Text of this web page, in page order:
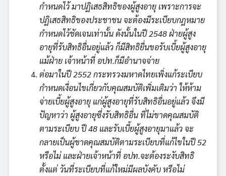
กำหนดไว้ มาปฏิเสธสิทธิของผู้สูงอายุ เพราะการจะ
ปฏิเสธสิทธิของประชาชน จะต้องมีระเบียบกฎหมาย
กำหนดไว้ชัดเจนเท่านั้น ดังนั้นในปี 2548 ฝ่ายผู้สูง
อายุที่รับสิทธิอื่นอยู่แล้ว ก็มีสิทธิยื่นขอรับเบี้ยผู้สูงอายุ
แม้ฝ่าย เจ้าหน้าที่ อปท.ก็มีอำนาจจ่าย
ต่อมาในปี 2552 กระทรวงมหาดไทยเพิ่งแก้ระเบียบ
กำหนดเงื่อนไขเกี่ยวกับคุณสมบัติเพิ่มเติมว่า ให้ห้าม
จ่ายเบี้ยผู้สูงอายุ แก่ผู้สูงอายุที่รับสิทธิอื่นอยู่แล้ว จึงมี
ปัญหาว่า ผู้สูงอายุซึ่งรับสิทธิอื่น ที่ไม่ขาดคุณสมบัติ
ตามระเบียบ ปี 48 และรับเบี้ยผู้สูงอายุมาแล้ว จะ
กลายเป็นผู้ขาดคุณสมบัติตามระเบียบที่แก้ไขในปี 52
หรือไม่ และฝ่ายเจ้าหน้าที่ อปท.จะต้องระงับสิทธิ
ตั้งแต่ วันที่ระเบียบที่แก้ใหม่มีผลบังคับ หรือไม่